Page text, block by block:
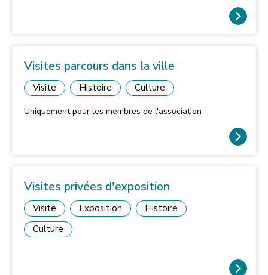
Visites parcours dans la ville
Visite Histoire Culture
Uniquement pour les membres de l'association
Visites privées d'exposition
Visite Exposition
Histoire
Culture